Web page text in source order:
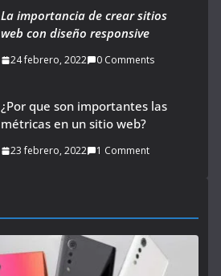
La importancia de crear sitios
web con diseño responsive
24 febrero, 2022 0 Comments
¿Por que son importantes las
métricas en un sitio web?
23 febrero, 2022 1 Comment